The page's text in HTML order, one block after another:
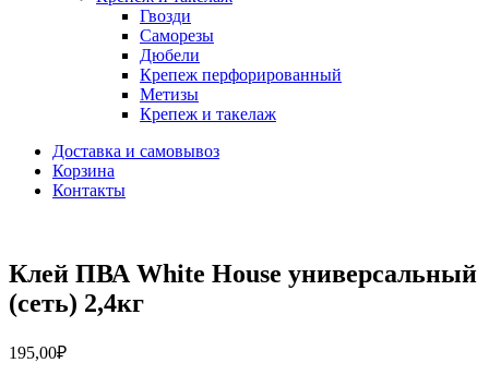
Гвозди
Саморезы
Дюбели
Крепеж перфорированный
Метизы
Крепеж и такелаж
Доставка и самовывоз
Корзина
Контакты
Клей ПВА White House универсальный
(сеть) 2,4кг
195,00₽